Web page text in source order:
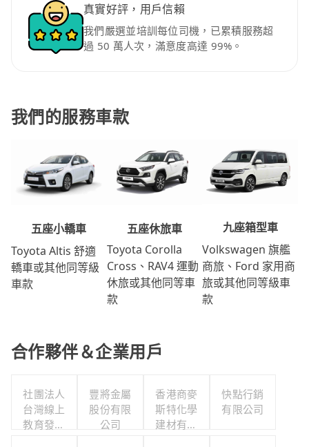
真實好評，用戶信賴
我們嚴選並培訓每位司機，已累積服務超
過 50 萬人次，滿意度高達 99%。
我們的服務車款
五座小轎車
Toyota Altis 舒適
轎車或其他同等級
車款
五座休旅車
Toyota Corolla
Cross、RAV4 運動
休旅或其他同等車
款
九座箱型車
Volkswagen 旗艦
商旅、Ford 家用商
旅或其他同等級車
款
合作夥伴＆企業用戶
社團法人
台灣線上
教育發展
豐將金屬
股份有限
公司
香港商麥
斯特化學
建材有限
快點行銷
有限公司